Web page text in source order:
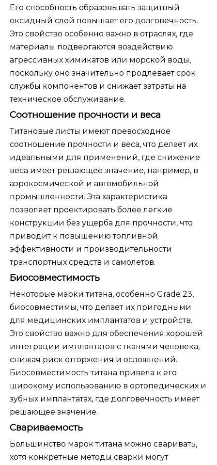
Его способность образовывать защитный
оксидный слой повышает его долговечность.
Это свойство особенно важно в отраслях, где
материалы подвергаются воздействию
агрессивных химикатов или морской воды,
поскольку оно значительно продлевает срок
службы компонентов и снижает затраты на
техническое обслуживание.
Соотношение прочности и веса
Титановые листы имеют превосходное
соотношение прочности и веса, что делает их
идеальными для применений, где снижение
веса имеет решающее значение, например, в
аэрокосмической и автомобильной
промышленности. Эта характеристика
позволяет проектировать более легкие
конструкции без ущерба для прочности, что
приводит к повышению топливной
эффективности и производительности
транспортных средств и самолетов.
Биосовместимость
Некоторые марки титана, особенно Grade 23,
биосовместимы, что делает их пригодными
для медицинских имплантатов и устройств.
Это свойство важно для обеспечения хорошей
интеграции имплантатов с тканями человека,
снижая риск отторжения и осложнений.
Биосовместимость титана привела к его
широкому использованию в ортопедических и
зубных имплантатах, где долговечность имеет
решающее значение.
Свариваемость
Большинство марок титана можно сваривать,
хотя конкретные методы сварки могут